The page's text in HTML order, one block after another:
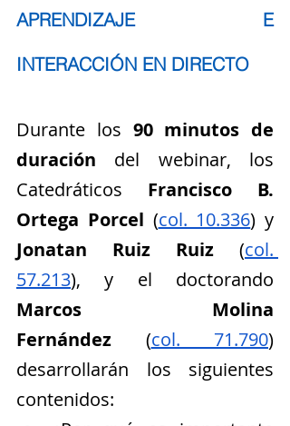
APRENDIZAJE E
INTERACCIÓN EN DIRECTO
Durante los 90 minutos de
duración del webinar, los
Catedráticos Francisco B.
Ortega Porcel (col. 10.336
Jonatan Ruiz Ruiz (col.
57.213
Marcos Molina
Fernández (col. 71.790)
desarrollarán los siguientes
contenidos: